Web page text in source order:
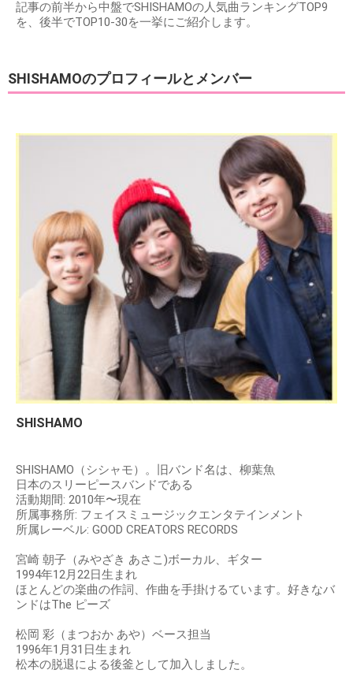
記事の前半から中盤でSHISHAMOの人気曲ランキングTOP9
を、後半でTOP10-30を一挙にご紹介します。
SHISHAMOのプロフィールとメンバー
SHISHAMO
SHISHAMO（シシャモ）。旧バンド名は、柳葉魚
日本のスリーピースバンドである
活動期間: 2010年〜現在
所属事務所: フェイスミュージックエンタテインメント
所属レーベル: GOOD CREATORS RECORDS
宮崎 朝子（みやざき あさこ)ボーカル、ギター
1994年12月22日生まれ
ほとんどの楽曲の作詞、作曲を手掛けるています。好きなバ
ンドはThe ピーズ
松岡 彩（まつおか あや）ベース担当
1996年1月31日生まれ
松本の脱退による後釜として加入しました。